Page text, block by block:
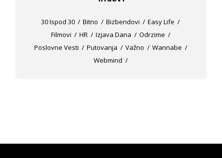
30 Ispod 30 Bitno Bizbendovi
Easy Life
Filmovi
HR Izjava Dana
Odrzime
Poslovne Vesti
Putovanja Važno
Wannabe
Webmind